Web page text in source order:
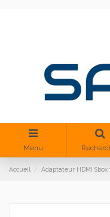
Menu
Accueil Adaptateur HDMI